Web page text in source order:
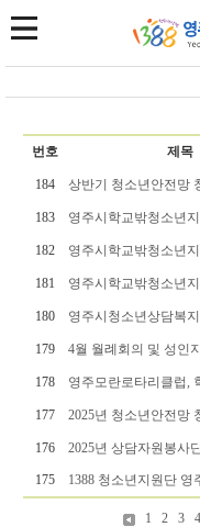
번호 제목
184
183
182
181
180
179
178
177
176
175
1 2 3 4